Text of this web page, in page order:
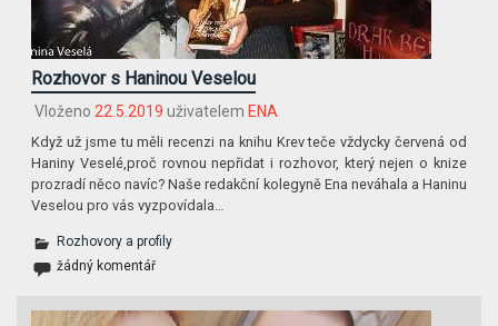
Rozhovor s Haninou Veselou
Vloženo 22.5.2019 uživatelem ENA
Když už jsme tu měli recenzi na knihu Krev teče vždycky červená od
Haniny Veselé,proč rovnou nepřidat i rozhovor, který nejen o knize
prozradí něco navíc? Naše redakční kolegyně Ena neváhala a Haninu
Veselou pro vás vyzpovídala…
Rozhovory a profily
žádný komentář